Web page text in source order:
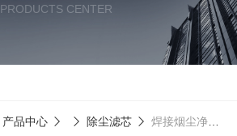
PRODUCTS CENTER
产品中心 除尘滤芯 焊接烟尘净化处理专用过滤器320*660mm